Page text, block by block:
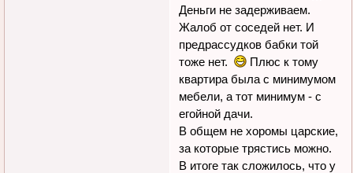
Деньги не задерживаем.
Жалоб от соседей нет. И
предрассудков бабки той
тоже нет.
Плюс к тому
квартира была с минимумом
мебели, а тот минимум - с
егойной дачи.
В общем не хоромы царские,
за которые трястись можно.
В итоге так сложилось, что у